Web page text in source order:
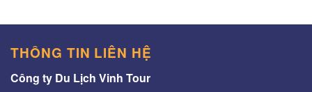
THÔNG TIN LIÊN HỆ
Công ty Du Lịch Vinh Tour